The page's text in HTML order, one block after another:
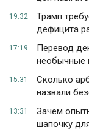
19:32
Трамп
дефицита
17:19
Перевод
необычные
15:31
Сколько
назвали
13:31
Зачем
шапочку